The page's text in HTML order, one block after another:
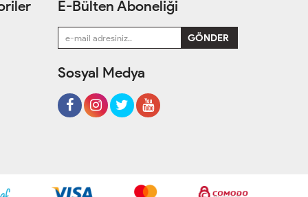
E-Bülten Aboneliği
Sosyal Medya